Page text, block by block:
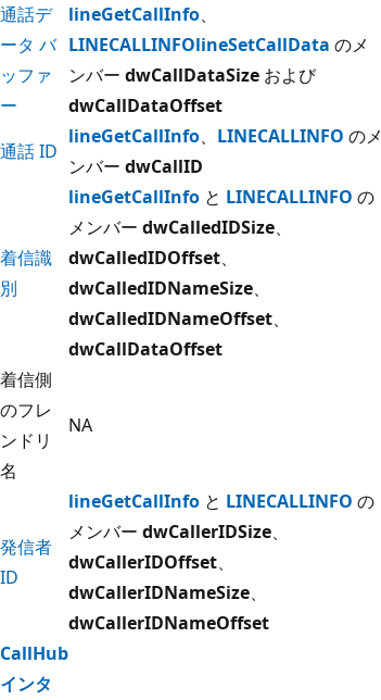
通話デ
ータ バ
ッファ
ー
lineGetCallInfo、
LINECALLINFOlineSetCallData のメ
ンバー dwCallDataSize および
dwCallDataOffset
通話 ID
lineGetCallInfo、 LINECALLINFO のメ
ンバー dwCallID
着信識
別
lineGetCallInfo と LINECALLINFO の
メンバー dwCalledIDSize、
dwCalledIDOffset、
dwCalledIDNameSize、
dwCalledIDNameOffset、
dwCallDataOffset
着信側
のフレ
ンドリ
名
NA
発信者
ID
lineGetCallInfo と LINECALLINFO の
メンバー dwCallerIDSize、
dwCallerIDOffset、
dwCallerIDNameSize、
dwCallerIDNameOffset
CallHub
インタ